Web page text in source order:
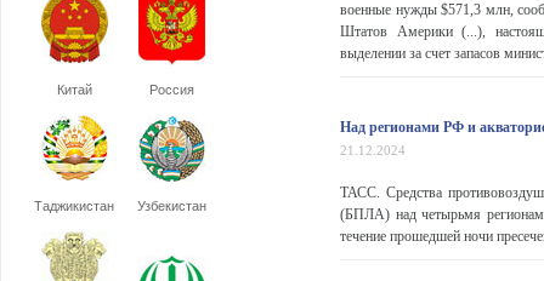
Китай Россия
Таджикистан Узбекистан
военные нужды $571,3 млн,
Штатов Америки (...),
выделении за счет запасов
Над регионами РФ и
21.12.2024
ТАСС. Средства
(БПЛА) над четырьмя
течение прошедшей ночи